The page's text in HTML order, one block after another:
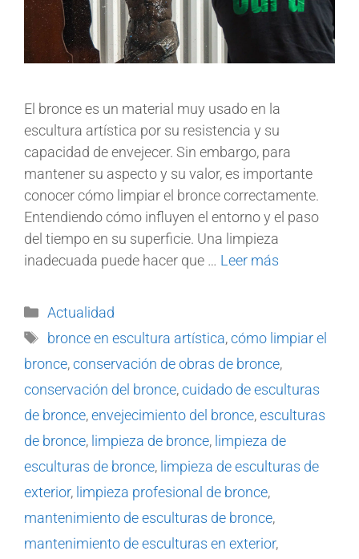
El bronce es un material muy usado en la
escultura artística por su resistencia y su
capacidad de envejecer. Sin embargo, para
mantener su aspecto y su valor, es importante
conocer cómo limpiar el bronce correctamente.
Entendiendo cómo influyen el entorno y el paso
del tiempo en su superficie. Una limpieza
inadecuada puede hacer que … Leer más
Actualidad
bronce en escultura artística,cómo limpiar el
bronce,conservación de obras de bronce,
conservación del bronce,cuidado de esculturas
de bronce,envejecimiento del bronce,esculturas
de bronce, limpieza de bronce, limpieza de
esculturas de bronce, limpieza de esculturas de
exterior, limpieza profesional de bronce,
mantenimiento de esculturas de bronce,
mantenimiento de esculturas en exterior,